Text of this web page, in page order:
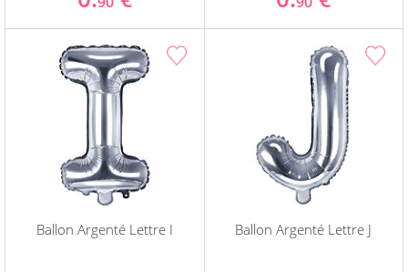
Ballon Argenté Lettre I Ballon Argenté Lettre J